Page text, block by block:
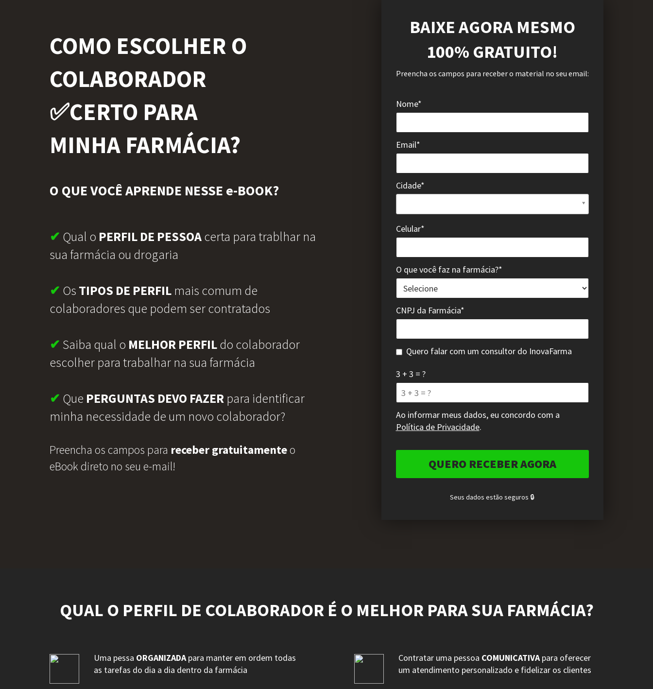
COMO ESCOLHER O
COLABORADOR
✅CERTO PARA
MINHA FARMÁCIA?
O QUE VOCÊ APRENDE NESSE e-BOOK?
✔ Qual o PERFIL DE PESSOAcerta para trablhar na
sua farmácia ou drogaria
✔ Os TIPOS DE PERFIL mais comum de
colaboradores que podem ser contratados
✔ Saiba qual o MELHOR PERFILdo colaborador
escolher para trabalhar na sua farmácia
✔ Que PERGUNTAS DEVO FAZER para identificar
minha necessidade de um novo colaborador?
Preencha os campos para receber gratuitamenteo
eBook direto no seu e-mail!
BAIXE AGORA MESMO
100% GRATUITO!
Preencha os campos para receber o material no seu email:
Nome*
Email*
Cidade*
Celular*
O que você faz na farmácia?*
CNPJ da Farmácia*
Quero falar com um consultor do InovaFarma
3 + 3 = ?
Ao informar meus dados, eu concordo com a
Política de Privacidade.
Seus dados estão seguros 🔒
QUAL O PERFIL DE COLABORADOR É O MELHOR PARA SUA FARMÁCIA?
Uma pessa ORGANIZADApara manter em ordem todas
as tarefas do dia a dia dentro da farmácia
Contratar uma pessoa COMUNICATIVApara oferecer
um atendimento personalizado e fidelizar os clientes